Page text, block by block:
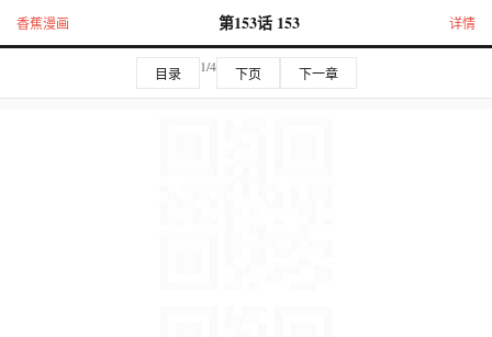
香蕉漫画 第153话 153 详情
目录 1/4 下页 下一章